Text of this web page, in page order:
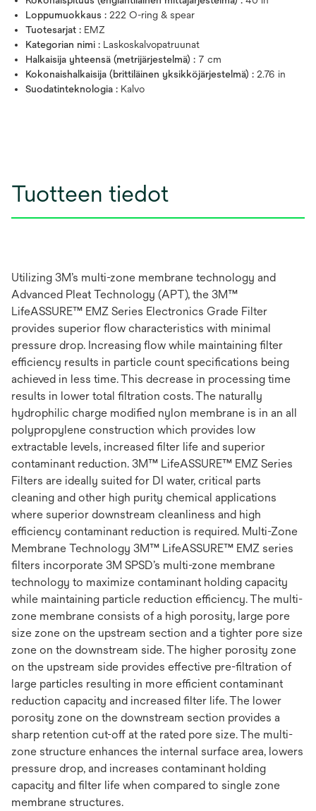
Loppumuokkaus : 222 O-ring & spear
Tuotesarjat : EMZ
Kategorian nimi : Laskoskalvopatruunat
Halkaisija yhteensä (metrijärjestelmä) : 7 cm
Kokonaishalkaisija (brittiläinen yksikköjärjestelmä) : 2.76 in
Suodatinteknologia : Kalvo
Tuotteen tiedot
Utilizing 3M’s multi-zone membrane technology and
Advanced Pleat Technology (APT), the 3M™
LifeASSURE™ EMZ Series Electronics Grade Filter
provides superior flow characteristics with minimal
pressure drop. Increasing flow while maintaining filter
efficiency results in particle count specifications being
achieved in less time. This decrease in processing time
results in lower total filtration costs. The naturally
hydrophilic charge modified nylon membrane is in an all
polypropylene construction which provides low
extractable levels, increased filter life and superior
contaminant reduction. 3M™ LifeASSURE™ EMZ Series
Filters are ideally suited for DI water, critical parts
cleaning and other high purity chemical applications
where superior downstream cleanliness and high
efficiency contaminant reduction is required. Multi-Zone
Membrane Technology 3M™ LifeASSURE™ EMZ series
filters incorporate 3M SPSD’s multi-zone membrane
technology to maximize contaminant holding capacity
while maintaining particle reduction efficiency. The multi-
zone membrane consists of a high porosity, large pore
size zone on the upstream section and a tighter pore size
zone on the downstream side. The higher porosity zone
on the upstream side provides effective pre-filtration of
large particles resulting in more efficient contaminant
reduction capacity and increased filter life. The lower
porosity zone on the downstream section provides a
sharp retention cut-off at the rated pore size. The multi-
zone structure enhances the internal surface area, lowers
pressure drop, and increases contaminant holding
capacity and filter life when compared to single zone
membrane structures.